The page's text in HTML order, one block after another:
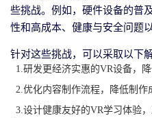
些挑战。例如，硬件设备的普
性和高成本、健康与安全问题
针对这些挑战，可以采取以下解
1.研发更经济实惠的VR设备，降
2.优化内容制作流程，降低制作
3.设计健康友好的VR学习体验